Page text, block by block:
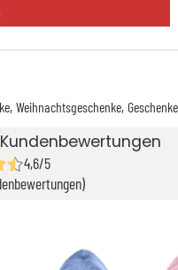
Weihnachtsgeschenke
4,6/5